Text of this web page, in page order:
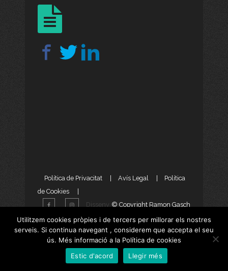
Política de Privacitat Avís Legal
Política
de Cookies
© Copyright Ramon Gasch
Disseny
Web iMàrketing Digitalper
aTotArreu.com
Utilitzem cookies pròpies i de tercers per millorar els nostres
serveis. Si continua navegant , considerem que accepta el seu
ús. Més informació a la Política de cookies
Estic d'acord
Llegir més